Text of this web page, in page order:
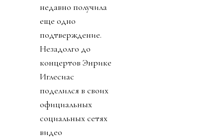
недавно получила
еще одно
подтверждение.
Незадолго до
концертов Энрике
Иглесиас
поделился в своих
официальных
социальных сетях
видео